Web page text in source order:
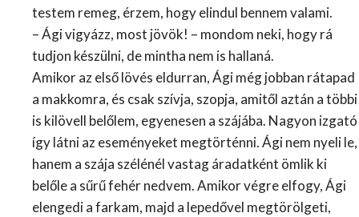
testem remeg, érzem, hogy elindul bennem valami.
– Ági vigyázz, most jövök! – mondom neki, hogy rá
tudjon készülni, de mintha nem is hallaná.
Amikor az első lövés eldurran, Ági még jobban rátapad
a makkomra, és csak szívja, szopja, amitől aztán a többi
is kilövell belőlem, egyenesen a szájába. Nagyon izgató
így látni az eseményeket megtörténni. Ági nem nyeli le,
hanem a szája szélénél vastag áradatként ömlik ki
belőle a sűrű fehér nedvem. Amikor végre elfogy, Ági
elengedi a farkam, majd a lepedővel megtörölgeti,